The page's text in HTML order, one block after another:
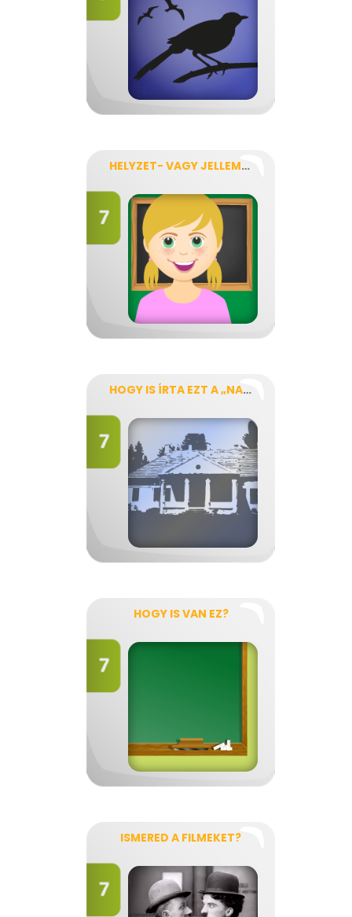
HELYZET- VAGY JELLEMKOMIKUM?
HOGY IS ÍRTA EZT A „NAGY MESEMONDÓ”?
HOGY IS VAN EZ?
ISMERED A FILMEKET?